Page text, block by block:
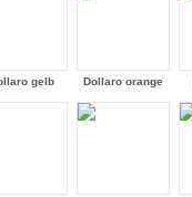
gelb Dollaro orange